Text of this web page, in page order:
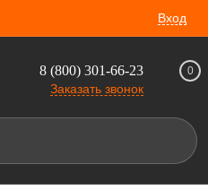
Вход
8 (800) 301-66-23
Заказать звонок
0